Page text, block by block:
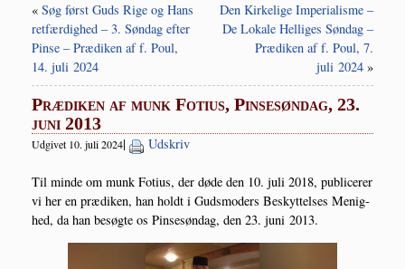
« Søg først Guds Rige og Hans
retfærdighed – 3. Søndag efter
Pinse – Prædiken af f. Poul,
14. juli 2024
Den Kirkelige Imperialisme –
De Lokale Helliges Søndag –
Prædiken af f. Poul, 7.
juli 2024 »
Prædiken af munk Fotius, Pinsesøndag, 23.
juni 2013
Udgivet 10. juli 2024| Udskriv
Til min­de om munk Foti­us, der døde den 10. juli 2018, publi­ce­rer
vi her en præ­di­ken, han holdt i Guds­mo­ders Beskyt­tel­ses Menig­
hed, da han besøg­te os Pin­se­søn­dag, den 23. juni 2013.